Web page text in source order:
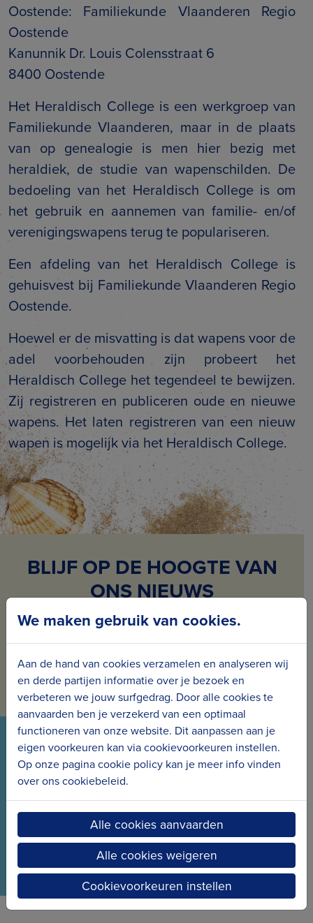
Oostende: Familiekunde Vlaanderen Regio
Oostende
Kanunnik Dr. Louis Colensstraat 6
8400 Oostende
Het Heraldisch College is een werkgroep van
Familiekunde Vlaanderen, maar in de plaats
van op genealogie is men hier bezig met
heraldiek, de studie van wapenschilden. De
bedoeling van het Heraldisch College is om
het gebruik en aannemen van familie- en/of
verenigingswapens terug te populariseren.
Een afdeling van het Heraldisch College is
gehuisvest bij Familiekunde Vlaanderen Regio
Oostende.
Hoewel er de misvatting is dat wapens voor de
adel voorbehouden zijn probeert het
Heraldisch College het tegendeel te bewijzen.
Zij registreren en publiceren oude en nieuwe
wapens. Het laten registreren van een nieuw
wapen is mogelijk via het Heraldisch College.
BLIJF OP DE HOOGTE VAN
ONS NIEUWS
Schrijf je in voor onze nieuwsbrief en ontvang
Inschrijven voor de nieuwsbrief
VOLG ONS VIA ONZE SOCIALS
Wees meteen op de hoogte van het laatste nieuws
We maken gebruik van cookies.
Aan de hand van cookies verzamelen en analyseren wij
en derde partijen informatie over je bezoek en
verbeteren we jouw surfgedrag. Door alle cookies te
aanvaarden ben je verzekerd van een optimaal
functioneren van onze website. Dit aanpassen aan je
eigen voorkeuren kan via cookievoorkeuren instellen.
Op onze pagina cookie policy kan je meer info vinden
over ons cookiebeleid.
Alle cookies aanvaarden
Alle cookies weigeren
Cookievoorkeuren instellen